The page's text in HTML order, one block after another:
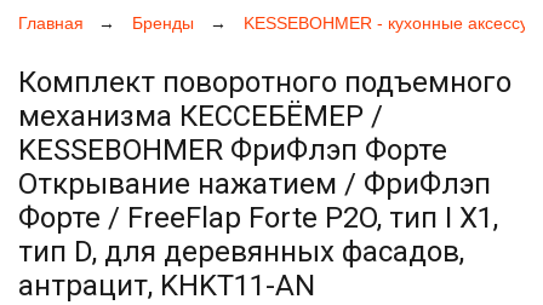
Главная Бренды KESSEBOHMER - кухонные
Комплект поворотного подъемного
механизма КЕССЕБЁМЕР /
KESSEBOHMER ФриФлэп Форте
Открывание нажатием / ФриФлэп
Форте / FreeFlap Forte P2O, тип I Х1,
тип D, для деревянных фасадов,
антрацит, KHKT11-AN